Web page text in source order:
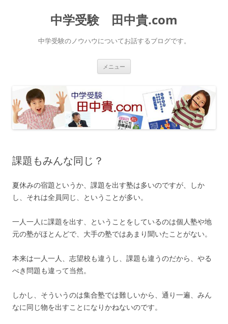
中学受験 田中貴.com
中学受験のノウハウについてお話するブログです。
メニュー
ス
キ
ッ
プ
課題もみんな同じ？
夏休みの宿題というか、課題を出す塾は多いのですが、しか
し、それは全員同じ、ということが多い。
一人一人に課題を出す、ということをしているのは個人塾や地
元の塾がほとんどで、大手の塾ではあまり聞いたことがない。
本来は一人一人、志望校も違うし、課題も違うのだから、やる
べき問題も違って当然。
しかし、そういうのは集合塾では難しいから、通り一遍、みん
なに同じ物を出すことになりかねないのです。